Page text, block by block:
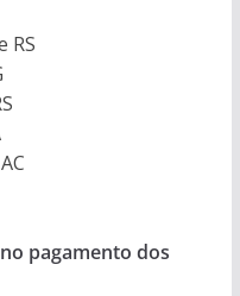
RS
pagamento dos